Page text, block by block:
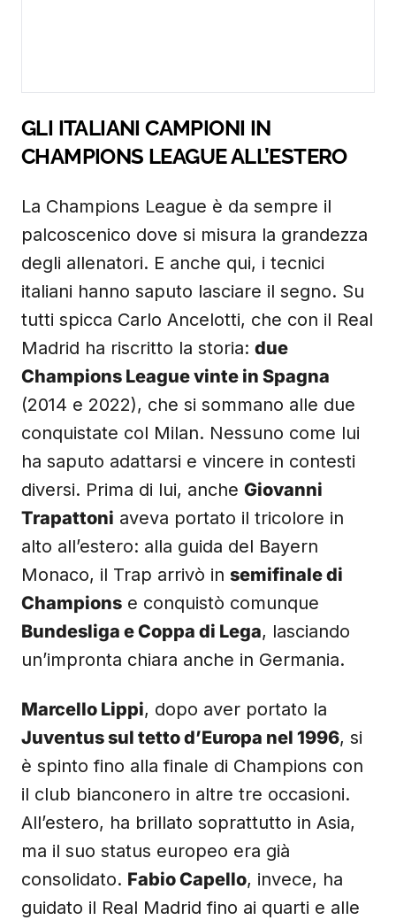
GLI ITALIANI CAMPIONI IN
CHAMPIONS LEAGUE ALL’ESTERO
La Champions League è da sempre il
palcoscenico dove si misura la grandezza
degli allenatori. E anche qui, i tecnici
italiani hanno saputo lasciare il segno. Su
tutti spicca Carlo Ancelotti, che con il Real
Madrid ha riscritto la storia: due
Champions League vinte in Spagna
(2014 e 2022), che si sommano alle due
conquistate col Milan. Nessuno come lui
ha saputo adattarsi e vincere in contesti
diversi. Prima di lui, anche Giovanni
Trapattoni aveva portato il tricolore in
alto all’estero: alla guida del Bayern
Monaco, il Trap arrivò in semifinale di
Champions e conquistò comunque
Bundesliga e Coppa di Lega, lasciando
un’impronta chiara anche in Germania.
Marcello Lippi, dopo aver portato la
Juventus sul tetto d’Europa nel 1996, si
è spinto fino alla finale di Champions con
il club bianconero in altre tre occasioni.
All’estero, ha brillato soprattutto in Asia,
ma il suo status europeo era già
consolidato. Fabio Capello, invece, ha
guidato il Real Madrid fino ai quarti e alle